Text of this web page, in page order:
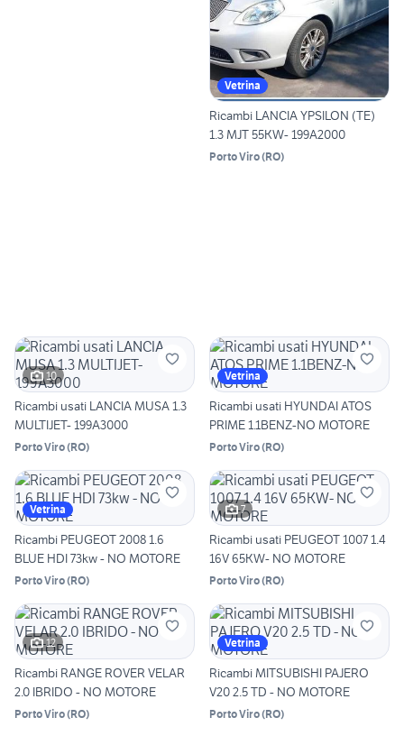
Vetrina
Ricambi LANCIA YPSILON (TE)
1.3 MJT 55KW- 199A2000
Porto Viro(RO)
10
Ricambi usati LANCIA MUSA 1.3
MULTIJET- 199A3000
Porto Viro(RO)
Vetrina
Ricambi usati HYUNDAI ATOS
PRIME 1.1BENZ-NO MOTORE
Porto Viro(RO)
Vetrina
Ricambi PEUGEOT 2008 1.6
BLUE HDI 73kw - NO MOTORE
Porto Viro(RO)
7
Ricambi usati PEUGEOT 1007 1.4
16V 65KW- NO MOTORE
Porto Viro(RO)
12
Ricambi RANGE ROVER VELAR
2.0 IBRIDO - NO MOTORE
Porto Viro(RO)
Vetrina
Ricambi MITSUBISHI PAJERO
V20 2.5 TD - NO MOTORE
Porto Viro(RO)